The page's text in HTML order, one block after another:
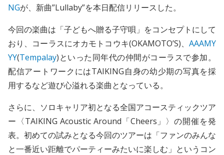
NGが、新曲”Lullaby”を本日配信リリースした。
今回の楽曲は「子どもへ贈る子守唄」をコンセプトにして
おり、コーラスにオカモトコウキ(OKAMOTO’S)、 AAAMY
YY(Tempalay)といった同年代の仲間がコーラスで参加。
配信アートワークにはTAIKING自身の幼少期の写真を採
用するなど遊び心溢れる楽曲となっている。
さらに、ソロキャリア初となる全国アコースティックツア
ー〈TAIKING Acoustic Around「Cheers」〉の開催を発
表。初めての試みとなる今回のツアーは「ファンのみんな
と一番近い距離でパーティーみたいに楽しむ」というコン